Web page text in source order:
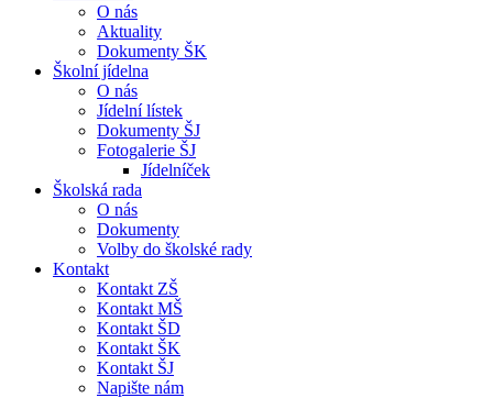
O nás
Aktuality
Dokumenty ŠK
Školní jídelna
O nás
Jídelní lístek
Dokumenty ŠJ
Fotogalerie ŠJ
Jídelníček
Školská rada
O nás
Dokumenty
Volby do školské rady
Kontakt
Kontakt ZŠ
Kontakt MŠ
Kontakt ŠD
Kontakt ŠK
Kontakt ŠJ
Napište nám